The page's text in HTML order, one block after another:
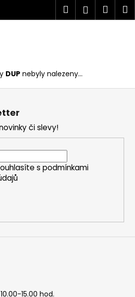
Hledat
DUP nebyly nalezeny...
či slevy!
s podmínkami
15.00 hod.